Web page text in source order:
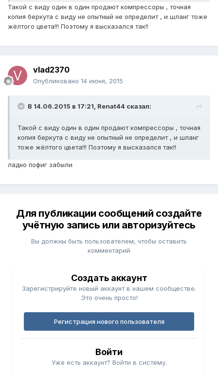
Такой с виду один в один продают компрессоры , точная
копия беркута с виду не опытный не определит , и шланг тоже
жёлтого цвета!!! Поэтому я высказался так!!
vlad2370
Опубликовано 14 июня, 2015
В 14.06.2015 в 17:21, Renat44 сказал:
Такой с виду один в один продают компрессоры , точная
копия беркута с виду не опытный не определит , и шланг
тоже жёлтого цвета!!! Поэтому я высказался так!!
ладно пофиг забыли
Для публикации сообщений создайте
учётную запись или авторизуйтесь
Вы должны быть пользователем, чтобы оставить
комментарий
Создать аккаунт
Зарегистрируйте новый аккаунт в нашем сообществе.
Это очень просто!
Регистрация нового пользователя
Войти
Уже есть аккаунт? Войти в систему.